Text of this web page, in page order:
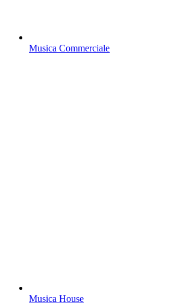
Musica Commerciale
Musica House